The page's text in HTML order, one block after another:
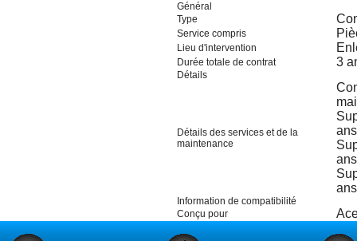
Général
Type
Service compris
Lieu d'intervention
Durée totale de contrat 3
Détails
Détails des services et de la
maintenance
ans
ans
ans
Information de compatibilité
Conçu pour